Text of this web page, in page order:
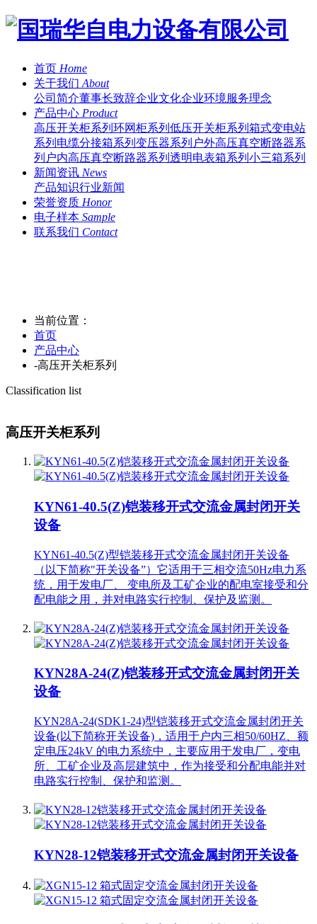
首页 Home
关于我们 About
公司简介董事长致辞企业文化企业环境服务理念
产品中心 Product
高压开关柜系列 环网柜系列 低压开关柜系列 箱式变电站
系列 电缆分接箱系列 变压器系列 户外高压真空断路器系
列 户内高压真空断路器系列 透明电表箱系列 小三箱系列
新闻资讯 News
产品知识行业新闻
荣誉资质 Honor
电子样本 Sample
联系我们 Contact
当前位置：
首页
产品中心
-高压开关柜系列
Classification list
高压开关柜系列
KYN61-40.5(Z)铠装移开式交流金属封闭开关
设备
KYN61-40.5(Z)型铠装移开式交流金属封闭开关设备
（以下简称"开关设备”）它适用于三相交流50Hz电力系
统，用于发电厂、 变电所及工矿企业的配电室接受和分
配电能之用，并对电路实行控制、保护及监测。
KYN28A-24(Z)铠装移开式交流金属封闭开关
设备
KYN28A-24(SDK1-24)型铠装移开式交流金属封闭开关
设备(以下简称开关设备)，适用于户内三相50/60HZ、额
定电压24kV 的电力系统中，主要应用于发电厂，变电
所、工矿企业及高层建筑中，作为接受和分配电能并对
电路实行控制、保护和监测。
KYN28-12铠装移开式交流金属封闭开关设备